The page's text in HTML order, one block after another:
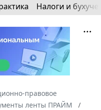
Налоги и
правовое
ленты ПРАЙМ